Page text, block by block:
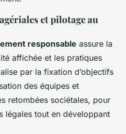
et pilotage au
responsable assure la
affichée et les pratiques
par la fixation d’objectifs
des équipes et
retombées sociétales, pour
légales tout en développant